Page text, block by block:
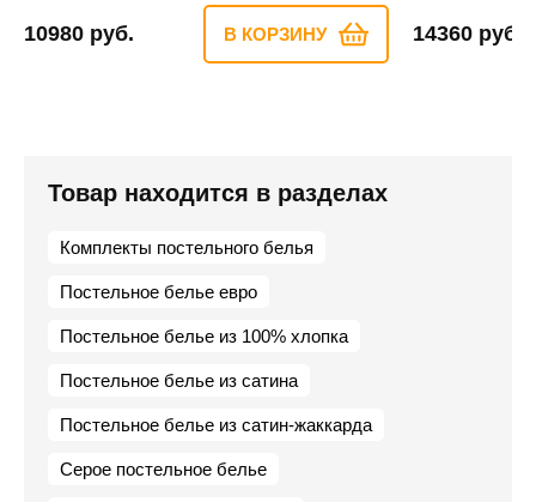
10980 руб. В КОРЗИНУ 14360 руб.
Товар находится в разделах
Комплекты постельного белья
Постельное белье евро
Постельное белье из 100% хлопка
Постельное белье из сатина
Постельное белье из сатин-жаккарда
Серое постельное белье